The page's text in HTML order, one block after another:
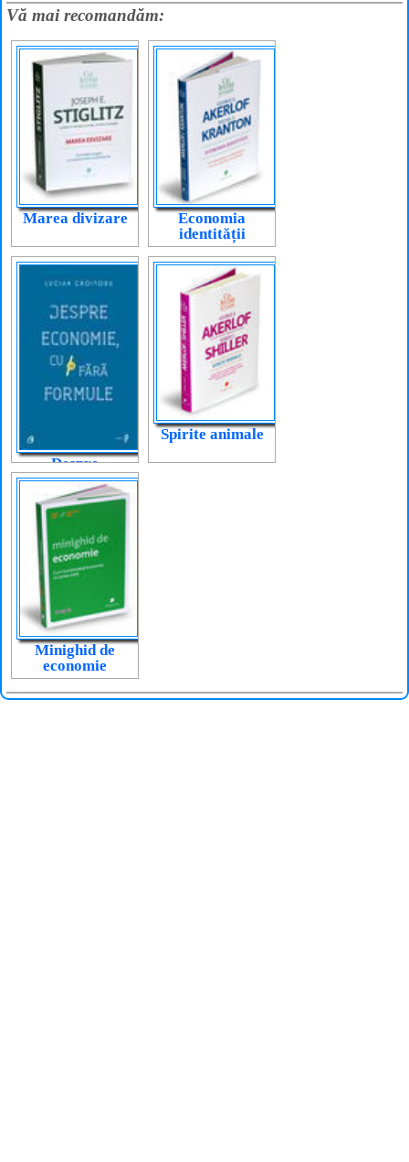
Vă mai recomandăm:
Marea divizare
Economia
identității
Despre
economie, cu și
fără formule
Spirite animale
Minighid de
economie